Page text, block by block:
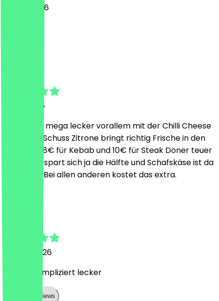
23. Juli 2026
7. Juli 2026
Schmeckt mega lecker vorallem mit der Chilli Cheese
Soße. Der Schuss Zitrone bringt richtig Frische in den
Döner. Ja 8€ für Kebab und 10€ für Steak Döner teuer
aber man spart sich ja die Hälfte und Schafskäse ist da
mit dabei. Bei allen anderen kostet das extra.
29. Juni 2026
Nett unkompliziert lecker
Show all reviews